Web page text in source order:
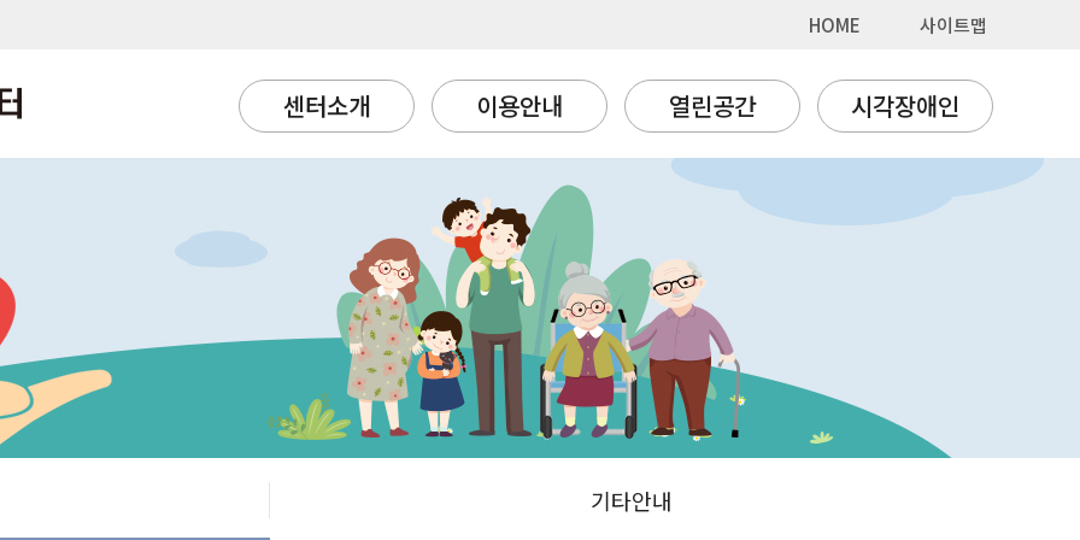
HOME 사이트맵
센터소개 이용안내 열린공간 시각장애인
기타안내